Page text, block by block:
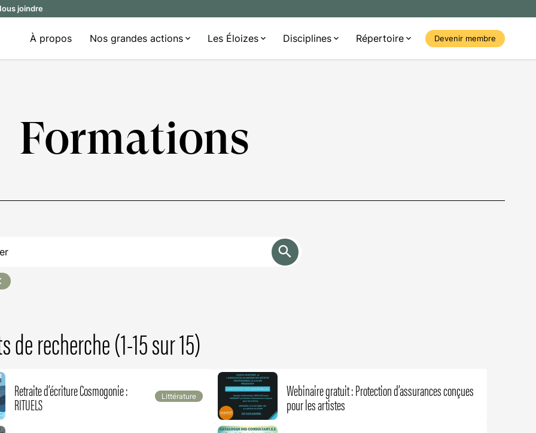
joindre
À propos Nos grandes actions Les Éloizes Disciplines Répertoire Devenir membre
Formations
search
de recherche (1-15 sur 15)
Retraite d’écriture Cosmogonie :
RITUELS Littérature Webinaire gratuit : Protection d’assurances conçues
pour les artistes